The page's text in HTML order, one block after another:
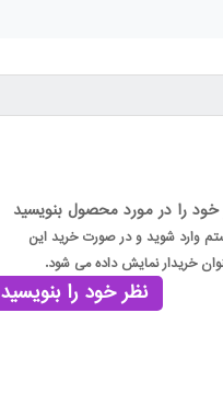
را در مورد محصول بنویسید
وارد شوید و در صورت خرید این
خریدار نمایش داده می شود.
نظر خود را بنویسید